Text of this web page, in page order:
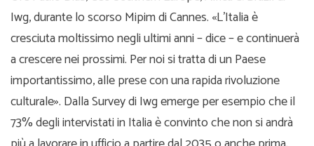
Iwg, durante lo scorso Mipim di Cannes. «L’Italia è
cresciuta moltissimo negli ultimi anni – dice – e continuerà
a crescere nei prossimi. Per noi si tratta di un Paese
importantissimo, alle prese con una rapida rivoluzione
culturale». Dalla Survey di Iwg emerge per esempio che il
73% degli intervistati in Italia è convinto che non si andrà